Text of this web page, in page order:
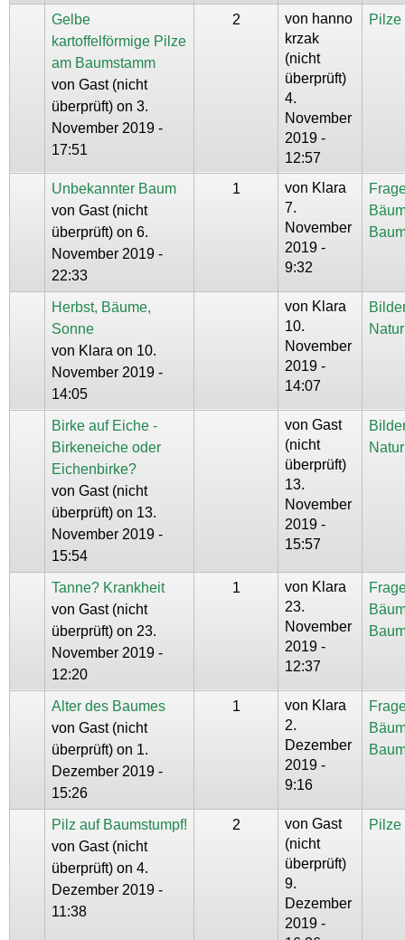
Gelbe
kartoffelförmige Pilze
am Baumstamm
von Gast (nicht
überprüft) on 3.
November 2019 -
17:51
2 von hanno
krzak
(nicht
überprüft)
4.
November
2019 -
12:57
Pilze
Unbekannter Baum
von Gast (nicht
überprüft) on 6.
November 2019 -
22:33
1 von Klara
7.
November
2019 -
9:32
Herbst, Bäume,
Sonne
von Klara on 10.
November 2019 -
14:05
von Klara
10.
November
2019 -
14:07
Natur
Birke auf Eiche -
Birkeneiche oder
Eichenbirke?
von Gast (nicht
überprüft) on 13.
November 2019 -
15:54
von Gast
(nicht
überprüft)
13.
November
2019 -
15:57
Natur
Tanne? Krankheit
von Gast (nicht
überprüft) on 23.
November 2019 -
12:20
1 von Klara
23.
November
2019 -
12:37
Alter des Baumes
von Gast (nicht
überprüft) on 1.
Dezember 2019 -
15:26
1 von Klara
2.
Dezember
2019 -
9:16
Pilz auf Baumstumpf!
von Gast (nicht
überprüft) on 4.
Dezember 2019 -
11:38
2 von Gast
(nicht
überprüft)
9.
Dezember
2019 -
Pilze